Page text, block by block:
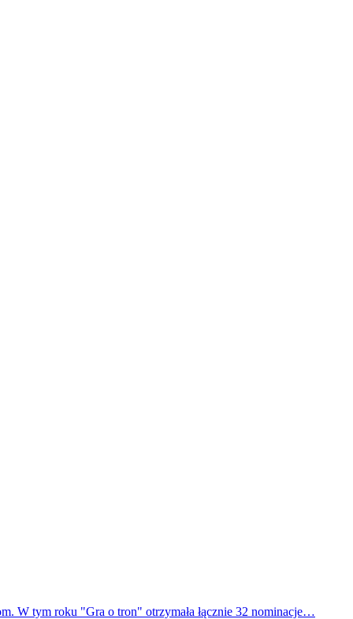
W tym roku "Gra o tron" otrzymała łącznie 32 nominacje…